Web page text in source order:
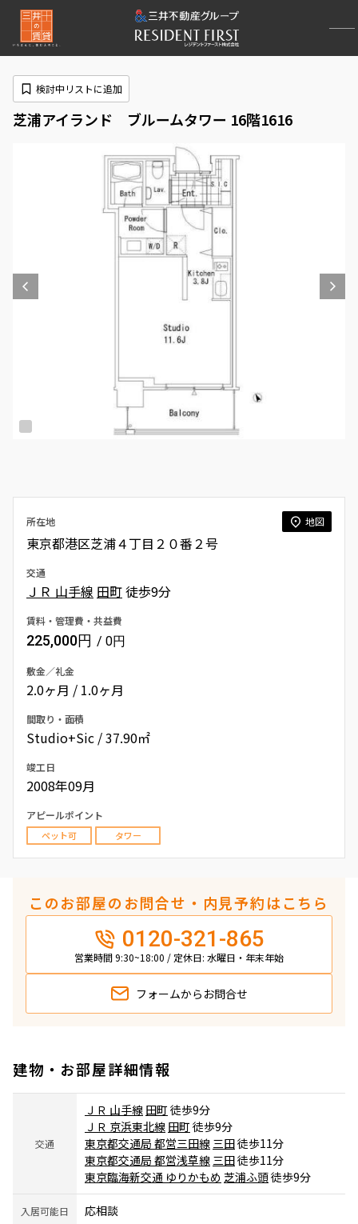
芝浦アイランド ブルームタワー 16階1616
検討中リストに追加
所在地 地図
東京都港区芝浦４丁目２０番２号
交通
ＪＲ 山手線 田町徒歩9分
賃料・管理費・共益費
225,000円 / 0円
敷金／礼金
2.0ヶ月 / 1.0ヶ月
間取り・面積
Studio+Sic / 37.90㎡
竣工日
2008年09月
アピールポイント
ペット可 タワー
このお部屋のお問合せ・内見予約はこちら
0120-321-865
営業時間 9:30~18:00 / 定休日: 水曜日・年末年始
フォームから お問合せ
建物・お部屋詳細情報
交通
ＪＲ 山手線 田町 徒歩9分
ＪＲ 京浜東北線 田町 徒歩9分
東京都交通局 都営三田線三田徒歩11分
東京都交通局 都営浅草線三田徒歩11分
東京臨海新交通 ゆりかもめ 芝浦ふ頭徒歩9分
入居可能日 応相談